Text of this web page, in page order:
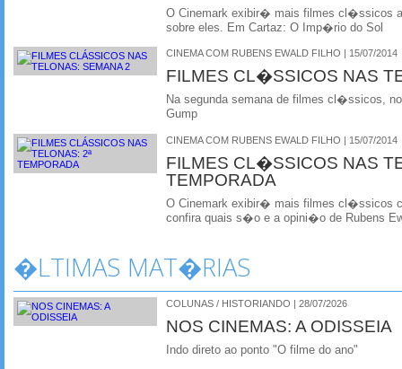
O Cinemark exibir� mais filmes cl�ssicos
sobre eles. Em Cartaz: O Imp�rio do Sol
CINEMA COM RUBENS EWALD FILHO | 15/07/2014
FILMES CL�SSICOS NAS
Na segunda semana de filmes cl�ssicos,
Gump
CINEMA COM RUBENS EWALD FILHO | 15/07/2014
FILMES CL�SSICOS NAS
TEMPORADA
O Cinemark exibir� mais filmes cl�ssicos
confira quais s�o e a opini�o de Rubens
�LTIMAS MAT�RIAS
COLUNAS / HISTORIANDO | 28/07/2026
NOS CINEMAS: A ODISSEIA
Indo direto ao ponto "O filme do ano"